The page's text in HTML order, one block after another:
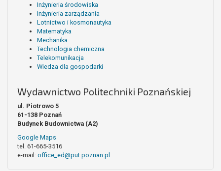
Inżynieria środowiska
Inżynieria zarządzania
Lotnictwo i kosmonautyka
Matematyka
Mechanika
Technologia chemiczna
Telekomunikacja
Wiedza dla gospodarki
Wydawnictwo Politechniki Poznańskiej
ul. Piotrowo 5
61-138 Poznań
Budynek Budownictwa (A2)
Google Maps
tel. 61-665-3516
e-mail: office_ed@put.poznan.pl